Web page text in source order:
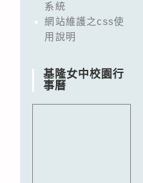
系統
網站維護之css使
用說明
基隆女中校園行
事曆